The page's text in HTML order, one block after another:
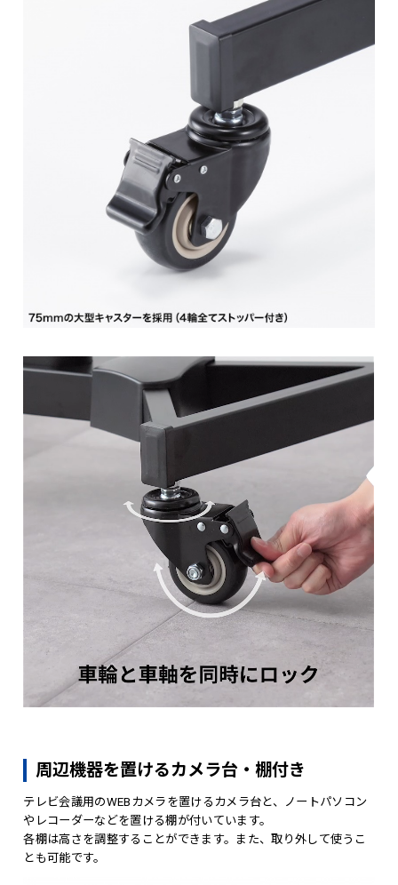
周辺機器を置けるカメラ台・棚付き
テレビ会議用のWEBカメラを置けるカメラ台と、ノートパソコン
やレコーダーなどを置ける棚が付いています。
各棚は高さを調整することができます。また、取り外して使うこ
とも可能です。